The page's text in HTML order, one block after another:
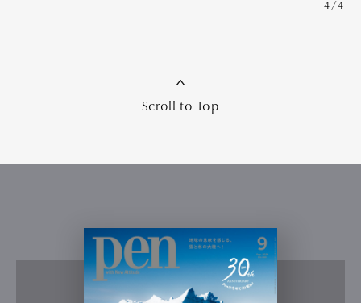
4/4
Scroll to Top